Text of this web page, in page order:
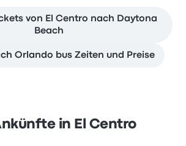
von El Centro nach Daytona
Beach
Orlando bus Zeiten und Preise
in El Centro